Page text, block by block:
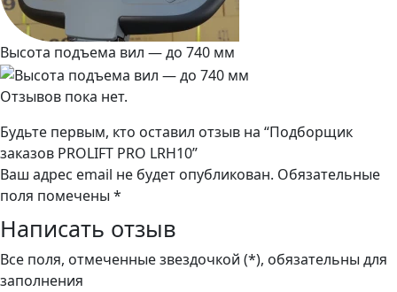
Высота подъема вил — до 740 мм
Отзывов пока нет.
Будьте первым, кто оставил отзыв на “Подборщик
заказов PROLIFT PRO LRH10”
Ваш адрес email не будет опубликован. Обязательные
поля помечены *
Написать отзыв
Все поля, отмеченные звездочкой (*), обязательны для
заполнения